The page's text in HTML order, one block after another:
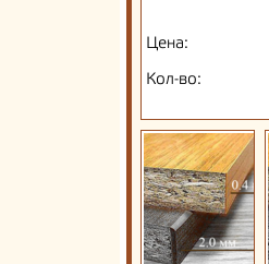
Цена:
Кол-во: